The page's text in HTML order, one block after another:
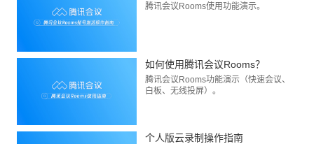
腾讯会议Rooms使用功能演示。
如何使用腾讯会议Rooms？
腾讯会议Rooms功能演示（快速会议、
白板、无线投屏）。
个人版云录制操作指南